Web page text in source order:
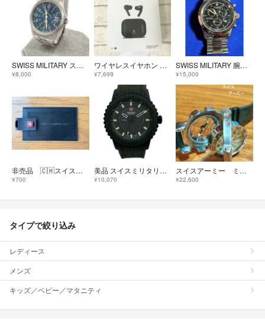
SWISS MILITARY スイスミリタリー ミリタリーウォッチ 腕時計 クォーツ/SS/ 6-413/6-513/ハノワ シルバーカラー レディース / 240001203119
¥8,000
ワイヤレスイヤホン Victor True Wireless Earbuds
¥7,699
SWISS MILITARY 腕時計CHRONOGRAPH ブラック
¥15,000
非売品 🇨🇭スイスミリタリー🇨🇭 ネームタグ
¥700
美品 スイスミリタリー 腕時計 ML-418 クオーツ メンズ SWISS MILITARY
¥10,070
スイスアーミー ミリタリー 方位計 温度計 メンズ腕時計 稼働品
¥22,600
タイプで絞り込み
レディース
メンズ
キッズ／ベビー／マタニティ